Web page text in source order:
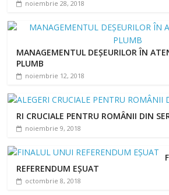
noiembrie 28, 2018
MANAGEMENTUL DEȘEURILOR ÎN
PLUMB
noiembrie 12, 2018
RI CRUCIALE PENTRU ROMÂNII DIN
noiembrie 9, 2018
REFERENDUM EȘUAT
octombrie 8, 2018